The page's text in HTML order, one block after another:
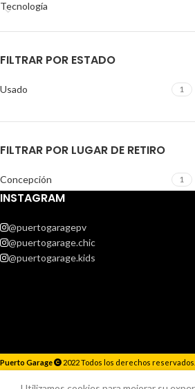
Tecnología
FILTRAR POR ESTADO
Usado 1
FILTRAR POR LUGAR DE RETIRO
Concepción 1
INSTAGRAM
@puertogaragepv
@puertogarage.chic
@puertogarage.kids
Puerto Garage 2022 Todos los derechos reservados.